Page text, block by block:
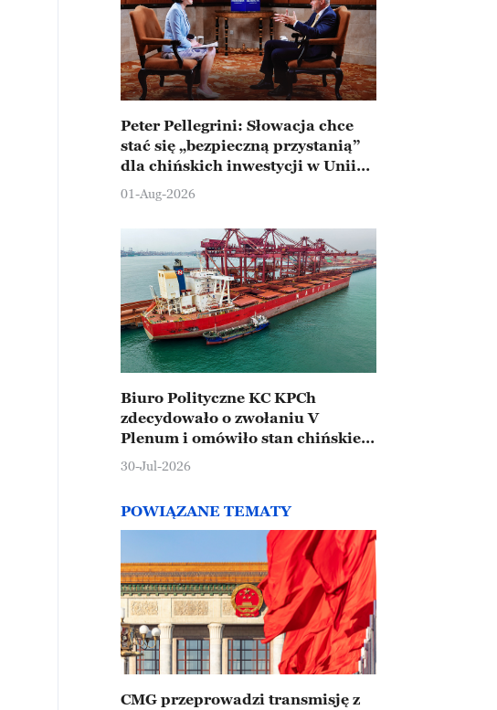
Peter Pellegrini: Słowacja chce
stać się „bezpieczną przystanią”
dla chińskich inwestycji w Unii
Europejskiej
01-Aug-2026
Biuro Polityczne KC KPCh
zdecydowało o zwołaniu V
Plenum i omówiło stan chińskiej
gospodarki
30-Jul-2026
POWIĄZANE TEMATY
CMG przeprowadzi transmisję z